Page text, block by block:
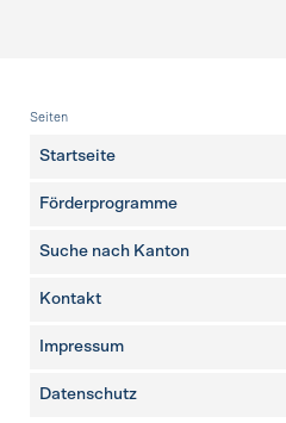
Fusszeile
Seiten
Startseite
Förderprogramme
Suche nach Kanton
weitere Seiten
Kontakt
Impressum
Datenschutz